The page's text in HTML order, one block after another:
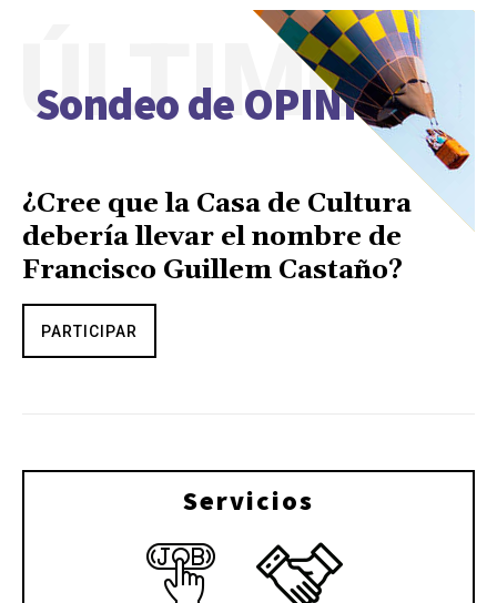
Sondeo de OPINIÓN
ÚLTIMO
¿Cree que la Casa de Cultura
debería llevar el nombre de
Francisco Guillem Castaño?
PARTICIPAR
Servicios